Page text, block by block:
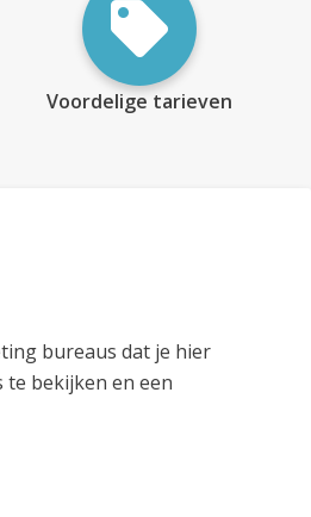
Voordelige tarieven
bureaus dat je hier
bekijken en een